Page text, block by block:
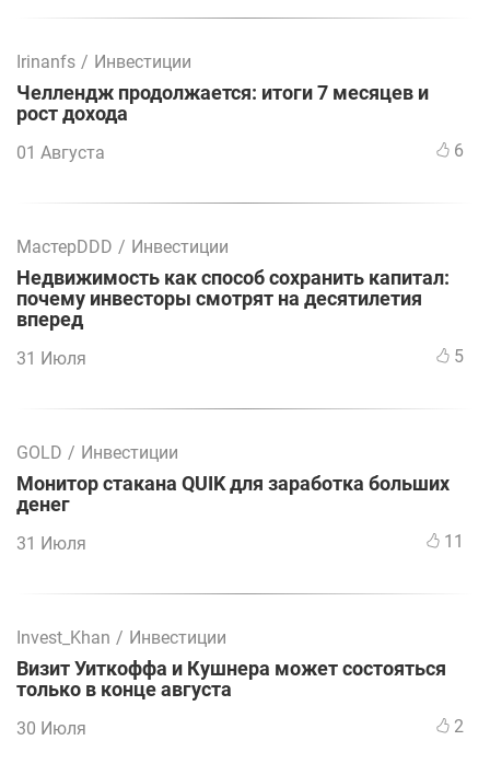
Irinanfs / Инвестиции
Челлендж продолжается: итоги 7 месяцев и
рост дохода
01 Августа 6
МастерDDD / Инвестиции
Недвижимость как способ сохранить капитал:
почему инвесторы смотрят на десятилетия
вперед
31 Июля 5
GOLD / Инвестиции
Монитор стакана QUIK для заработка больших
денег
31 Июля 11
Invest_Khan / Инвестиции
Визит Уиткоффа и Кушнера может состояться
только в конце августа
30 Июля 2